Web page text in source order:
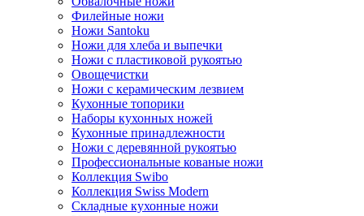
Филейные ножи
Ножи Santoku
Ножи для хлеба и выпечки
Ножи с пластиковой рукоятью
Овощечистки
Ножи с керамическим лезвием
Кухонные топорики
Наборы кухонных ножей
Кухонные принадлежности
Ножи с деревянной рукоятью
Профессиональные кованые ножи
Коллекция Swibo
Коллекция Swiss Modern
Складные кухонные ножи